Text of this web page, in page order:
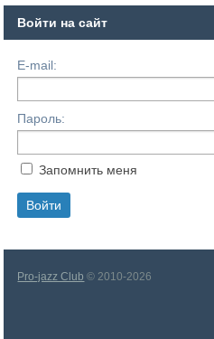
Войти на сайт
E-mail:
Пароль:
Запомнить меня
Pro-jazz Club © 2010-2026